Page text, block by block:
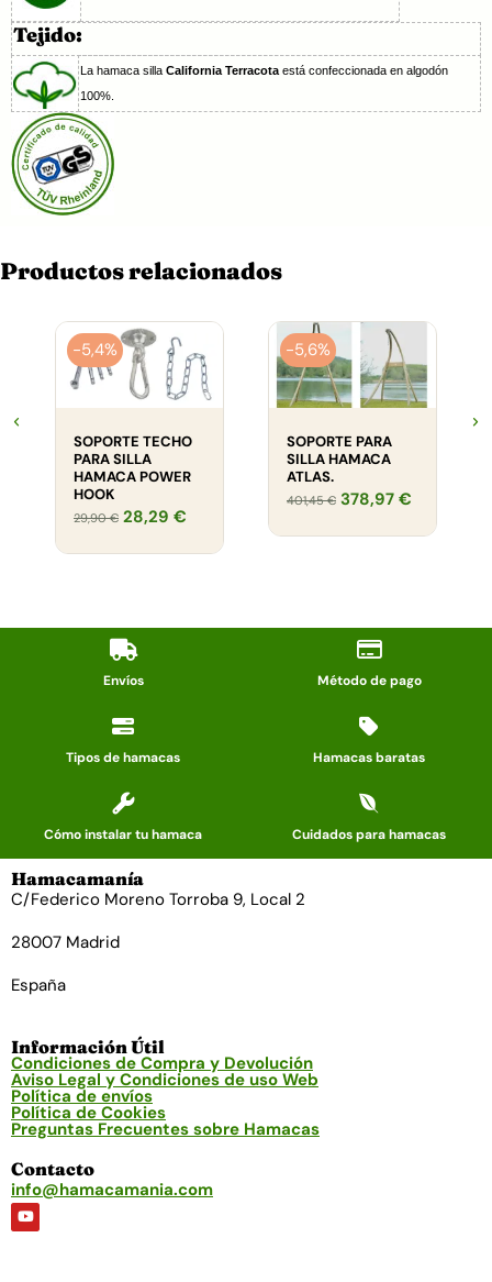
Tejido:
La hamaca silla California Terracota está confeccionada en algodón
100%.
Productos relacionados
-5,4%
SOPORTE TECHO
PARA SILLA
HAMACA POWER
HOOK
29,90 € 28,29 €
-5,6%
SOPORTE PARA
SILLA HAMACA
ATLAS.
401,45 € 378,97 €
Envíos Método de pago
Tipos de hamacas Hamacas baratas
Cómo instalar tu hamaca Cuidados para hamacas
Hamacamanía
C/Federico Moreno Torroba 9, Local 2
28007 Madrid
España
Información Útil
Condiciones de Compra y Devolución
Aviso Legal y Condiciones de uso Web
Política de envíos
Política de Cookies
Preguntas Frecuentes sobre Hamacas
Contacto
info@hamacamania.com